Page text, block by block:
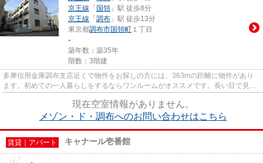
京王線 「 国領 」駅 徒歩8分
京王線 「 調布 」駅 徒歩13分
東京都調布市国領町 １丁目
-
築年数：築35年
階数：3階建
多摩信用金庫調布支店近くで物件をお探しの方には、363mの距離に物件があり
ます。初めての一人暮らしをするならワンルームがオススメです。長い目で見て
現在空室情報がありません。
メゾン・ド・調布へのお問い合わせはこちら
賃貸｜アパート キャナール壱番館